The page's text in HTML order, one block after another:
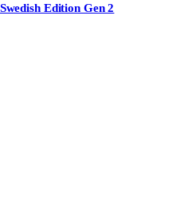
Edition Gen 2